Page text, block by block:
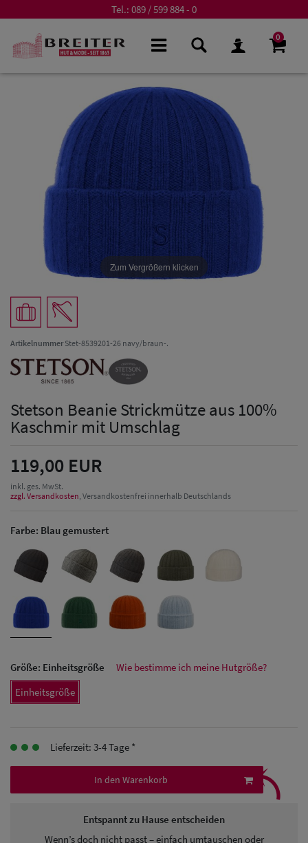
Tel.: 089 / 599 884 - 0
0
Herren Caps
Baseball Cpas
Herren UV-
Herren
Sonnenschilder
Zum Vergrößern klicken
ArtikelnummerStet-8539201-26 navy/braun-.
Stetson Beanie Strickmütze aus 100%
Kaschmir mit Umschlag
119,00 EUR
inkl. ges. MwSt.
zzgl. Versandkosten, Versandkostenfrei innerhalb Deutschlands
Farbe: Blau gemustert
Größe: Einheitsgröße
Wie bestimme ich meine Hutgröße?
Einheitsgröße
Lieferzeit: 3-4 Tage *
In den Warenkorb
Entspannt zu Hause entscheiden
Wenn’s doch nicht passt – einfach umtauschen oder
⤹